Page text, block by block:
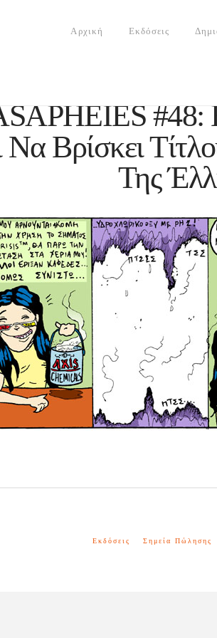
Αρχική Εκδόσεις
#48:
Να Βρίσκει
Της
Εκδόσεις Σημεία Πώλησης